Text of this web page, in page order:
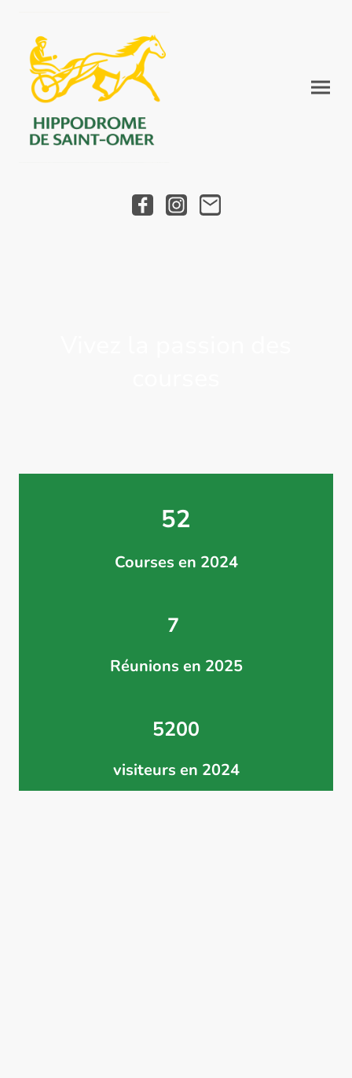
52
Courses en 2024
7
Réunions en 2025
5200
visiteurs en 2024